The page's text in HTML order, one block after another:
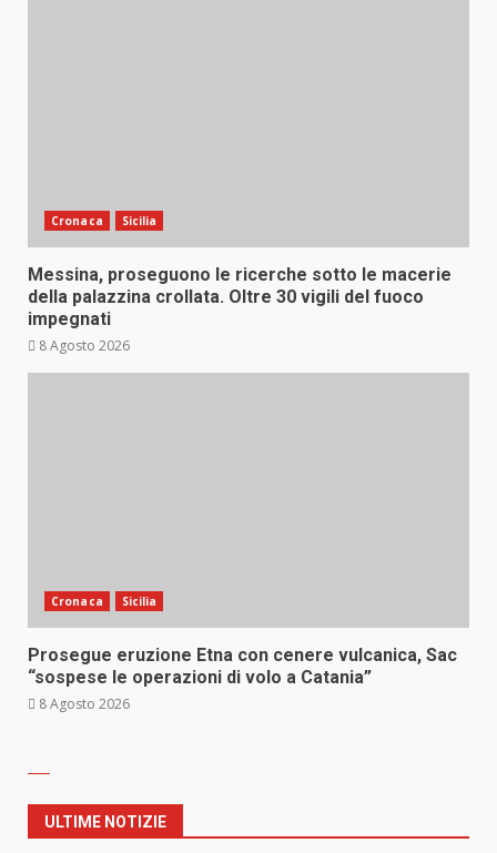
Cronaca Sicilia
Messina, proseguono le ricerche sotto le macerie
della palazzina crollata. Oltre 30 vigili del fuoco
impegnati
8 Agosto 2026
Cronaca Sicilia
Prosegue eruzione Etna con cenere vulcanica, Sac
“sospese le operazioni di volo a Catania”
8 Agosto 2026
ULTIME NOTIZIE